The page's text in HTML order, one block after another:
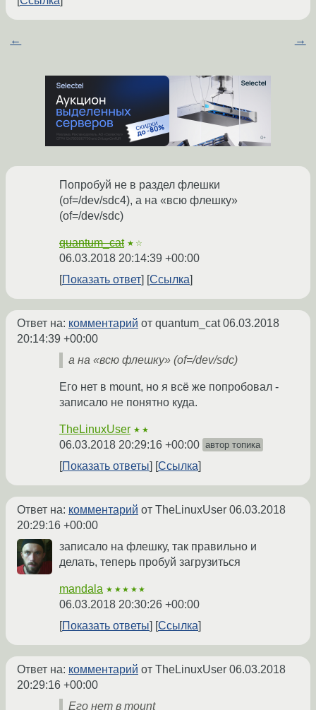
← →
Попробуй не в раздел флешки
(of=/dev/sdc4), а на «всю флешку»
(of=/dev/sdc)
quantum_cat ★☆
06.03.2018 20:14:39 +00:00
Показать ответ
Ссылка
Ответ на: комментарий от quantum_cat06.03.2018
20:14:39 +00:00
а на «всю флешку» (of=/dev/sdc)
Его нет в mount, но я всё же попробовал -
записало не понятно куда.
TheLinuxUser ★★
06.03.2018 20:29:16 +00:00 автор топика
Показать ответы Ссылка
Ответ на: комментарий от TheLinuxUser 06.03.2018
20:29:16 +00:00
записало на флешку, так правильно и
делать, теперь пробуй загрузиться
mandala ★★★★★
06.03.2018 20:30:26 +00:00
Показать ответы
Ссылка
Ответ на: комментарий от TheLinuxUser 06.03.2018
20:29:16 +00:00
Его нет в mount